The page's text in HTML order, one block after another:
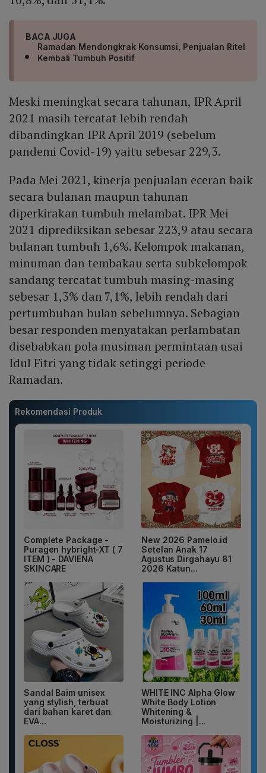
BACA JUGA
Ramadan Mendongkrak Konsumsi, Penjualan Ritel
Kembali Tumbuh Positif
Meski meningkat secara tahunan, IPR April
2021 masih tercatat lebih rendah
dibandingkan IPR April 2019 (sebelum
pandemi Covid-19) yaitu sebesar 229,3.
Pada Mei 2021, kinerja penjualan eceran baik
secara bulanan maupun tahunan
diperkirakan tumbuh melambat. IPR Mei
2021 diprediksikan sebesar 223,9 atau secara
bulanan tumbuh 1,6%. Kelompok makanan,
minuman dan tembakau serta subkelompok
sandang tercatat tumbuh masing-masing
sebesar 1,3% dan 7,1%, lebih rendah dari
pertumbuhan bulan sebelumnya. Sebagian
besar responden menyatakan perlambatan
disebabkan pola musiman permintaan usai
Idul Fitri yang tidak setinggi periode
Ramadan.
Rekomendasi Produk
Complete Package -
Puragen hybright-XT ( 7
ITEM ) - DAVIENA
SKINCARE
New 2026 Pamelo.id
Setelan Anak 17
Agustus Dirgahayu 81
2026 Katun...
Sandal Baim unisex
yang stylish, terbuat
dari bahan karet dan
EVA...
WHITE INC Alpha Glow
White Body Lotion
Whitening &
Moisturizing |...